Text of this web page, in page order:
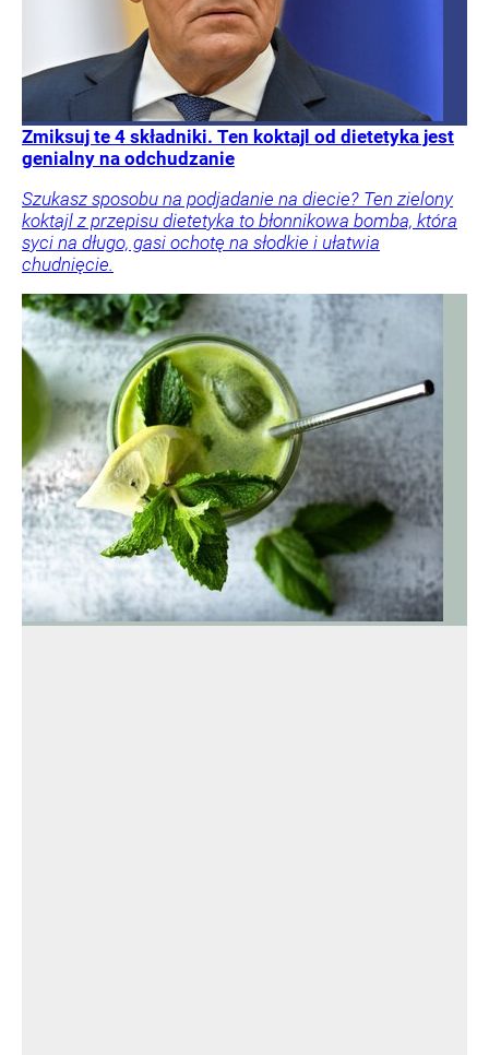
Zmiksuj te 4 składniki. Ten koktajl od dietetyka jest
genialny na odchudzanie
Szukasz sposobu na podjadanie na diecie? Ten zielony
koktajl z przepisu dietetyka to błonnikowa bomba, która
syci na długo, gasi ochotę na słodkie i ułatwia
chudnięcie.